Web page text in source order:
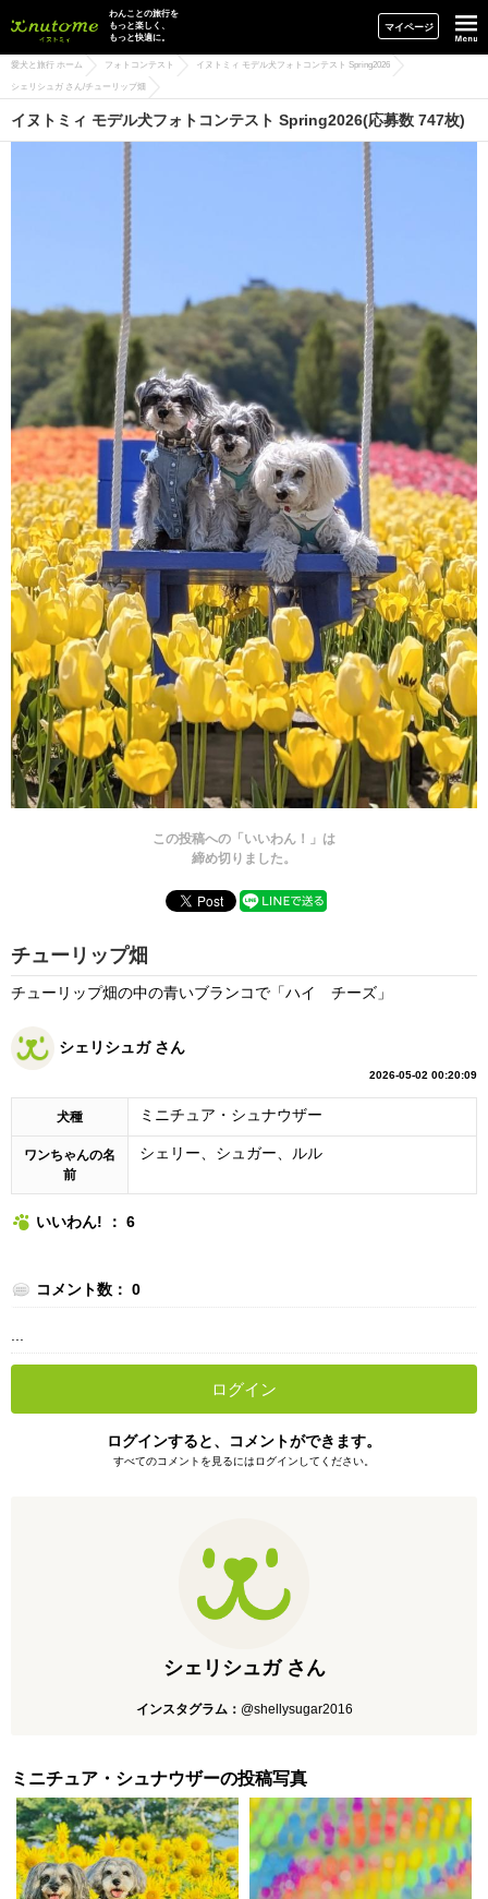
イヌトミィ
わんことの旅行を
もっと楽しく、
もっと快適に。
マイページ
愛犬と旅行 ホーム フォトコンテスト イヌトミィ モデル犬フォトコンテスト Spring2026
シェリシュガ さん/チューリップ畑
イヌトミィ モデル犬フォトコンテスト Spring2026(応募数 747枚)
この投稿への「いいわん！」は
締め切りました。
チューリップ畑
チューリップ畑の中の青いブランコで「ハイ チーズ」
シェリシュガ さん
2026-05-02 00:20:09
犬種 ミニチュア・シュナウザー
ワンちゃんの名
前
シェリー、シュガー、ルル
いいわん! ： 6
コメント数： 0
...
ログイン
ログインすると、コメントができます。
すべてのコメントを見るにはログインしてください。
シェリシュガ さん
インスタグラム： @shellysugar2016
ミニチュア・シュナウザーの投稿写真